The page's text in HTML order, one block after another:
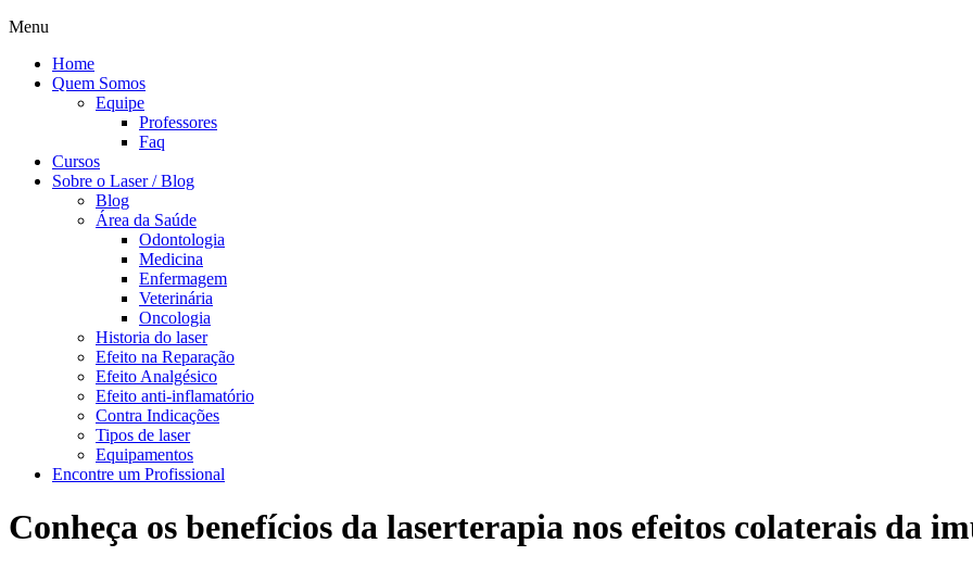
Menu
Home
Quem Somos
Equipe
Professores
Faq
Cursos
Sobre o Laser / Blog
Blog
Área da Saúde
Odontologia
Medicina
Enfermagem
Veterinária
Oncologia
Historia do laser
Efeito na Reparação
Efeito Analgésico
Efeito anti-inflamatório
Contra Indicações
Tipos de laser
Equipamentos
Encontre um Profissional
Conheça os benefícios da laserterapia nos efeitos colaterais da